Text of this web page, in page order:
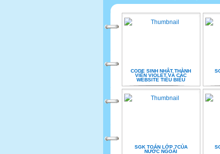
CODE SINH NHẬT THÀNH
VIÊN VIOLET VÀ CÁC
WEBSITE TIÊU BIỂU
SGK TOÁN LỚP 7CỦA
NƯỚC NGOÀI